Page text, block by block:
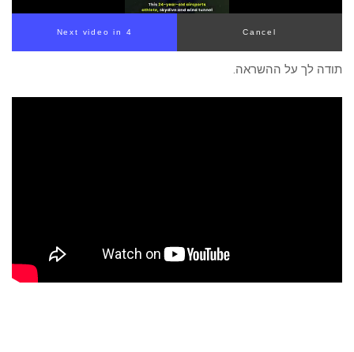
Next video in 4 Cancel
תודה לך על ההשראה.